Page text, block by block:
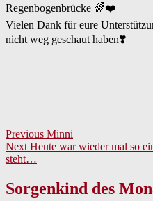
Regenbogenbrücke 🌈❤️
Vielen Dank für eure
nicht weg geschaut haben❣️
Beitragsnavigation
Previous Previous
post:
Minni
Next Next
Heute war wieder mal so
steht…
Sorgenkind des